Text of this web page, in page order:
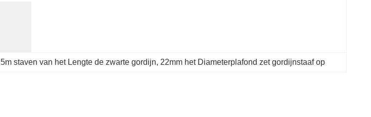
5m staven van het Lengte de zwarte gordijn, 22mm het Diameterplafond zet gordijnstaaf op